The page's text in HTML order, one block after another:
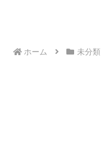
ホーム 未分類